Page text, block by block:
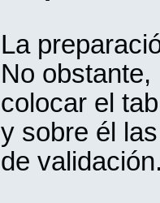
La
No
colocar el
y sobre él
de